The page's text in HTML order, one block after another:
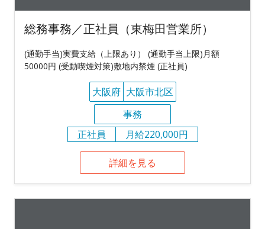
総務事務／正社員（東梅田営業所）
(通勤手当)実費支給（上限あり） (通勤手当上限)月額
50000円 (受動喫煙対策)敷地内禁煙 (正社員)
大阪府 大阪市北区
事務
正社員
月給220,000円
詳細を見る